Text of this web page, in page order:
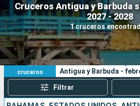
Cruceros Antigua y Barbuda
2027 - 2028
1 cruceros
Nuestros destinos
Fecha de salida
Puertos
1
cruceros
Sus criterios de búsqueda:
Antigua y Barbuda -
Filtrar